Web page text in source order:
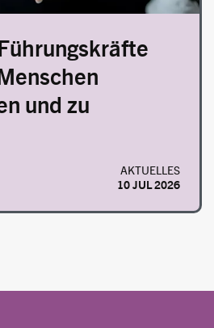
und zu
AKTUELLES
10 JUL 2026